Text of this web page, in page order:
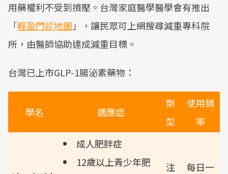
用藥權利不受到擠壓。台灣家庭醫學醫學會有推出
「輕盈門診地圖 」，讓民眾可上網搜尋減重專科院
所，由醫師協助達成減重目標。
台灣已上市GLP-1腸泌素藥物：
學名 適應症
劑
型
使用頻
率
成人肥胖症
12歲以上青少年肥
注
每日一